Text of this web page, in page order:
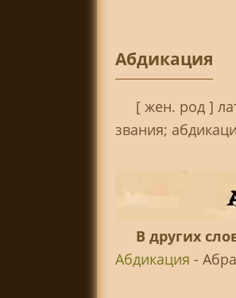
Абдикация
[ жен. род ]
звания;
В других
Абдикация -